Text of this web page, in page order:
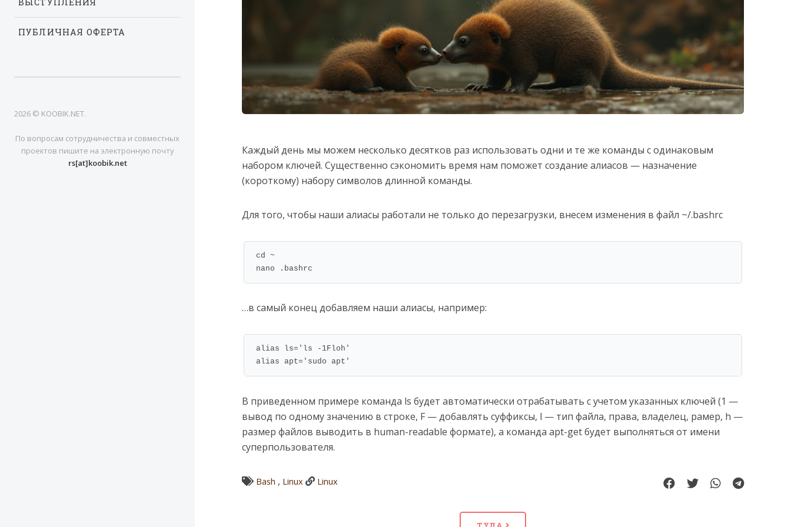
Каждый день мы можем несколько десятков раз использовать одни и те же команды с одинаковым
набором ключей. Существенно сэкономить время нам поможет создание алиасов — назначение
(короткому) набору символов длинной команды.
Для того, чтобы наши алиасы работали не только до перезагрузки, внесем изменения в файл ~/.bashrc
cd ~
nano .bashrc
…в самый конец добавляем наши алиасы, например:
alias ls='ls -1Floh'
alias apt='sudo apt'
В приведенном примере команда ls будет автоматически отрабатывать с учетом указанных ключей (1 —
вывод по одному значению в строке, F — добавлять суффиксы, l — тип файла, права, владелец, рамер, h —
размер файлов выводить в human-readable формате), а команда apt-get будет выполняться от имени
суперпользователя.
Bash , Linux Linux
ПУБЛИЧНАЯ ОФЕРТА
2026 © KOOBIK.NET.
По вопросам сотрудничества и совместных
проектов пишите на электронную почту
rs[at]koobik.net